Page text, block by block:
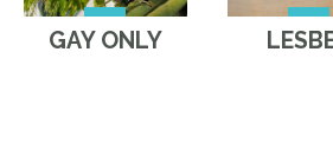
GAY ONLY